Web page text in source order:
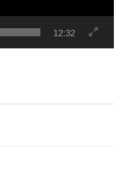
12:32